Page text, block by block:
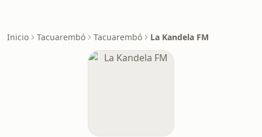
Inicio Tacuarembó Tacuarembó La Kandela FM